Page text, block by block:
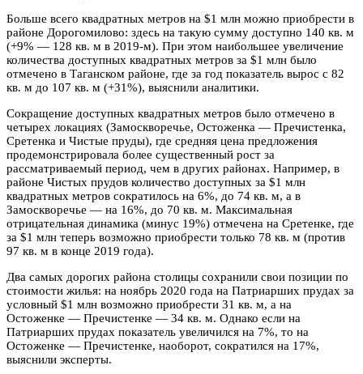
Больше всего квадратных метров на $1 млн можно приобрести в
районе Дорогомилово: здесь на такую сумму доступно 140 кв. м
(+9% — 128 кв. м в 2019-м). При этом наибольшее увеличение
количества доступных квадратных метров за $1 млн было
отмечено в Таганском районе, где за год показатель вырос с 82
кв. м до 107 кв. м (+31%), выяснили аналитики.
Сокращение доступных квадратных метров было отмечено в
четырех локациях (Замоскворечье, Остоженка — Пречистенка,
Сретенка и Чистые пруды), где средняя цена предложения
продемонстрировала более существенный рост за
рассматриваемый период, чем в других районах. Например, в
районе Чистых прудов количество доступных за $1 млн
квадратных метров сократилось на 6%, до 74 кв. м, а в
Замоскворечье — на 16%, до 70 кв. м. Максимальная
отрицательная динамика (минус 19%) отмечена на Сретенке, где
за $1 млн теперь возможно приобрести только 78 кв. м (против
97 кв. м в конце 2019 года).
Два самых дорогих района столицы сохранили свои позиции по
стоимости жилья: на ноябрь 2020 года на Патриарших прудах за
условный $1 млн возможно приобрести 31 кв. м, а на
Остоженке — Пречистенке — 34 кв. м. Однако если на
Патриарших прудах показатель увеличился на 7%, то на
Остоженке — Пречистенке, наоборот, сократился на 17%,
выяснили эксперты.